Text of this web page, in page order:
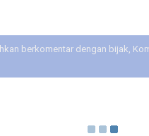
berkomentar dengan bijak,